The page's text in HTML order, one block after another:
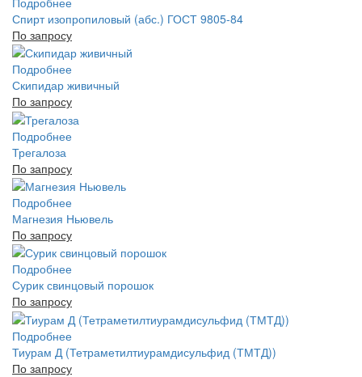
Спирт изопропиловый (абс.) ГОСТ 9805-84
По запросу
Подробнее
Скипидар живичный
По запросу
Подробнее
Трегалоза
По запросу
Подробнее
Магнезия Ньювель
По запросу
Подробнее
Сурик свинцовый порошок
По запросу
Подробнее
Тиурам Д (Тетраметилтиурамдисульфид (ТМТД))
По запросу